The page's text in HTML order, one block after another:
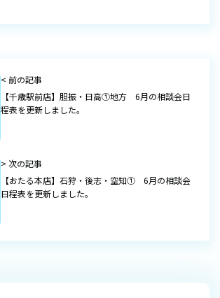
< 前の記事
【千歳駅前店】胆振・日高①地方 6月の相談会日
程表を更新しました。
> 次の記事
【おたる本店】石狩・後志・空知① 6月の相談会
日程表を更新しました。